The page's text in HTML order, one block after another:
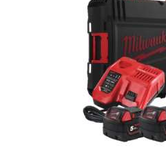
hvězdiček.